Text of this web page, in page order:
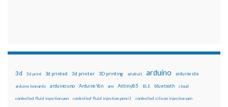
3d 3d print 3d printed 3d printer 3D printing adafruit arduino arduino ide
arduino leonardo arduino uno Arduino Yún arm Attiny85 BLE bluetooth cloud
controlled fluid injection pen controlled fluid injection pencil controlled silicon injection pen